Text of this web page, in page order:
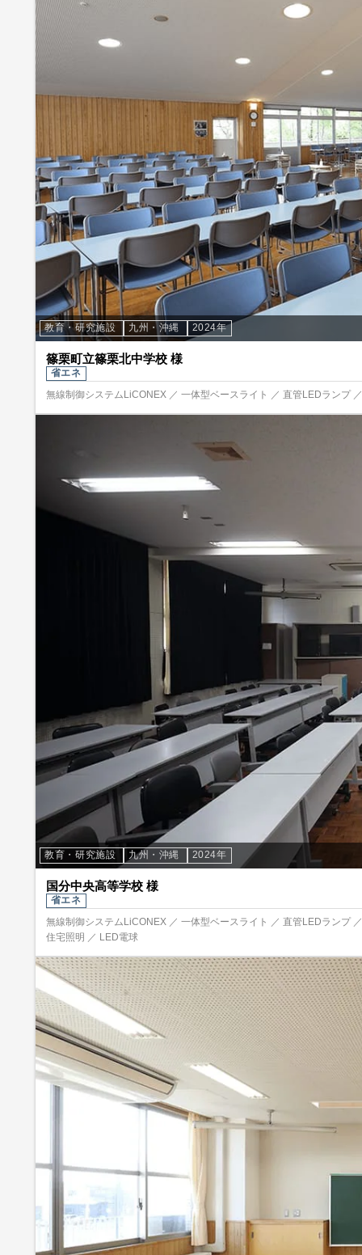
教育・研究施設 九州・沖縄 2024年
篠栗町立篠栗北中学校 様
省エネ
無線制御システムLiCONEX ／ 一体型ベースライト ／ 直管LEDランプ
教育・研究施設 九州・沖縄 2024年
国分中央高等学校 様
省エネ
無線制御システムLiCONEX ／ 一体型ベースライト ／ 直管LEDランプ
住宅照明 ／ LED電球